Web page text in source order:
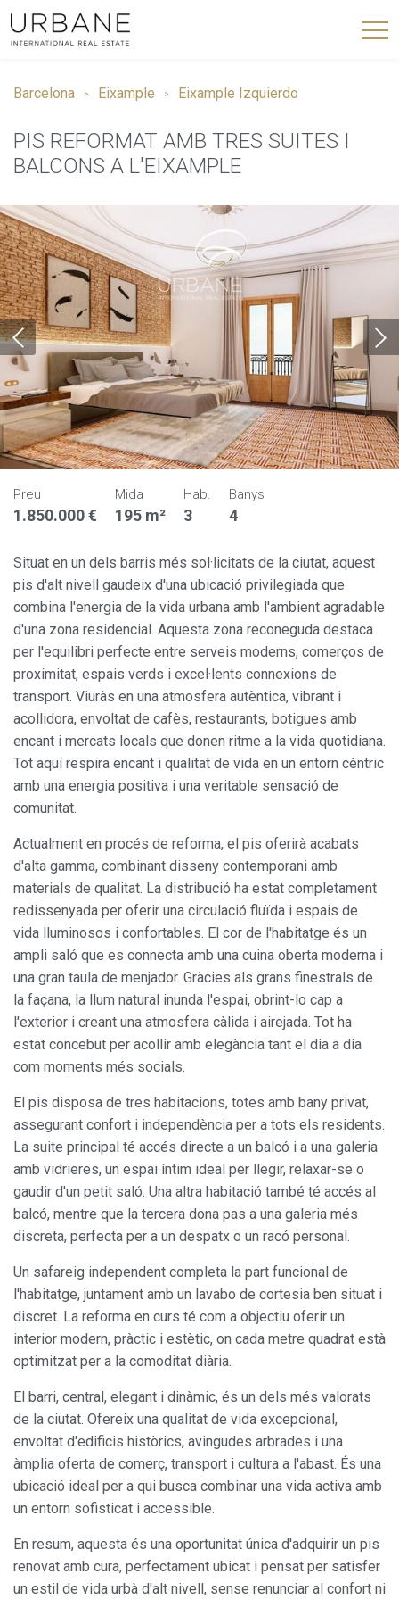
Barcelona Eixample Eixample Izquierdo
PIS REFORMAT AMB TRES SUITES I
BALCONS A L'EIXAMPLE
Preu
1.850.000 €
Mida
195 m²
Hab.
3
Banys
4
Situat en un dels barris més sol·licitats de la ciutat, aquest
pis d'alt nivell gaudeix d'una ubicació privilegiada que
combina l'energia de la vida urbana amb l'ambient agradable
d'una zona residencial. Aquesta zona reconeguda destaca
per l'equilibri perfecte entre serveis moderns, comerços de
proximitat, espais verds i excel·lents connexions de
transport. Viuràs en una atmosfera autèntica, vibrant i
acollidora, envoltat de cafès, restaurants, botigues amb
encant i mercats locals que donen ritme a la vida quotidiana.
Tot aquí respira encant i qualitat de vida en un entorn cèntric
amb una energia positiva i una veritable sensació de
comunitat.
Actualment en procés de reforma, el pis oferirà acabats
d'alta gamma, combinant disseny contemporani amb
materials de qualitat. La distribució ha estat completament
redissenyada per oferir una circulació fluïda i espais de
vida lluminosos i confortables. El cor de l'habitatge és un
ampli saló que es connecta amb una cuina oberta moderna i
una gran taula de menjador. Gràcies als grans finestrals de
la façana, la llum natural inunda l'espai, obrint-lo cap a
l'exterior i creant una atmosfera càlida i airejada. Tot ha
estat concebut per acollir amb elegància tant el dia a dia
com moments més socials.
El pis disposa de tres habitacions, totes amb bany privat,
assegurant confort i independència per a tots els residents.
La suite principal té accés directe a un balcó i a una galeria
amb vidrieres, un espai íntim ideal per llegir, relaxar-se o
gaudir d'un petit saló. Una altra habitació també té accés al
balcó, mentre que la tercera dona pas a una galeria més
discreta, perfecta per a un despatx o un racó personal.
Un safareig independent completa la part funcional de
l'habitatge, juntament amb un lavabo de cortesia ben situat i
discret. La reforma en curs té com a objectiu oferir un
interior modern, pràctic i estètic, on cada metre quadrat està
optimitzat per a la comoditat diària.
El barri, central, elegant i dinàmic, és un dels més valorats
de la ciutat. Ofereix una qualitat de vida excepcional,
envoltat d'edificis històrics, avingudes arbrades i una
àmplia oferta de comerç, transport i cultura a l'abast. És una
ubicació ideal per a qui busca combinar una vida activa amb
un entorn sofisticat i accessible.
En resum, aquesta és una oportunitat única d'adquirir un pis
renovat amb cura, perfectament ubicat i pensat per satisfer
un estil de vida urbà d'alt nivell, sense renunciar al confort ni
Tècniques i funcionals
Sempre activades
Aquest lloc web utilitza cookies pròpies per recopilar
informació amb la finalitat de millorar els nostres serveis.
Si continua navegant, suposa l'acceptació de la instal·lació
de les mateixes. L'usuari té la possibilitat de configurar el
instal·lades al disc dur, encara que haurà de tenir en
compte que aquesta acció podrà ocasionar dificultats de
navegació de la pàgina web.